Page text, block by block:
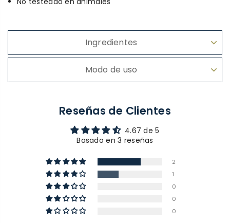
Ingredientes
Modo de uso
Reseñas de Clientes
4.67 de 5
Basado en 3 reseñas
2
1
0
0
0